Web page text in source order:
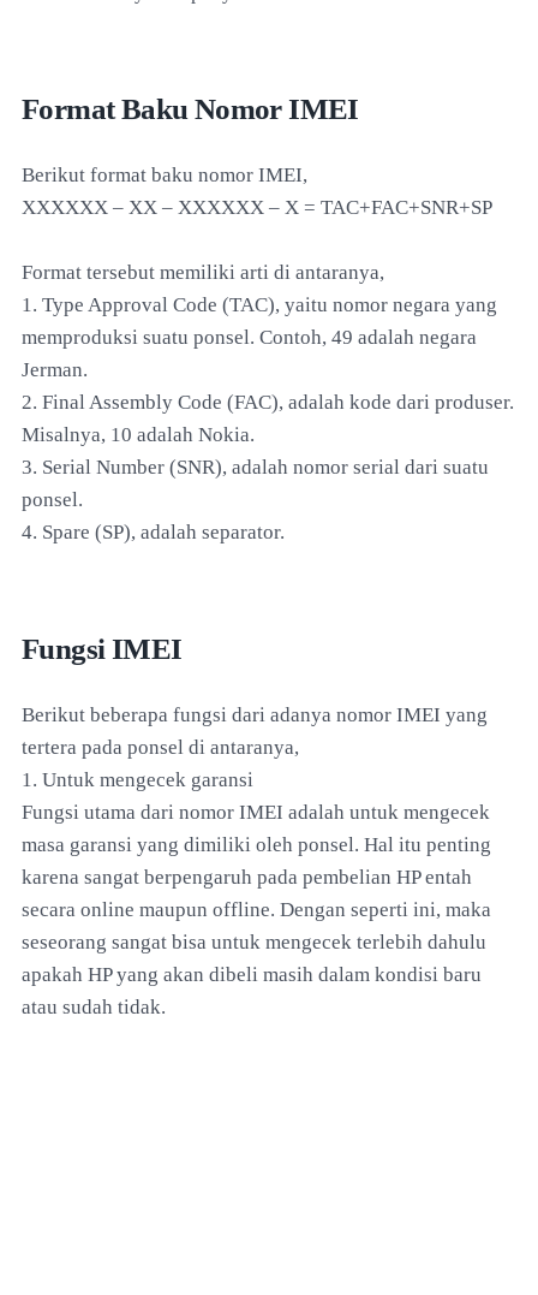
Format Baku Nomor IMEI
Berikut format baku nomor IMEI,
XXXXXX – XX – XXXXXX – X = TAC+FAC+SNR+SP
Format tersebut memiliki arti di antaranya,
1. Type Approval Code (TAC), yaitu nomor negara yang
memproduksi suatu ponsel. Contoh, 49 adalah negara
Jerman.
2. Final Assembly Code (FAC), adalah kode dari produser.
Misalnya, 10 adalah Nokia.
3. Serial Number (SNR), adalah nomor serial dari suatu
ponsel.
4. Spare (SP), adalah separator.
Fungsi IMEI
Berikut beberapa fungsi dari adanya nomor IMEI yang
tertera pada ponsel di antaranya,
1. Untuk mengecek garansi
Fungsi utama dari nomor IMEI adalah untuk mengecek
masa garansi yang dimiliki oleh ponsel. Hal itu penting
karena sangat berpengaruh pada pembelian HP entah
secara online maupun offline. Dengan seperti ini, maka
seseorang sangat bisa untuk mengecek terlebih dahulu
apakah HP yang akan dibeli masih dalam kondisi baru
atau sudah tidak.